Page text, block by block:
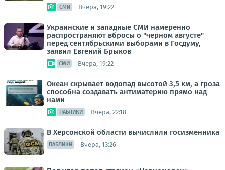
СМИ Вчера, 19:22
Украинские и западные СМИ намеренно
распространяют вбросы о "черном августе"
перед сентябрьскими выборами в Госдуму,
заявил Евгений Брыков
СМИ Вчера, 19:22
Океан скрывает водопад высотой 3,5 км, а гроза
способна создавать антиматерию прямо над
нами
ПАБЛИКИ Вчера, 22:18
В Херсонской области вычислили госизменника
ПАБЛИКИ Вчера, 13:26